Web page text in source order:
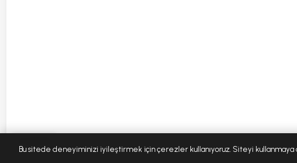
Bu sitede deneyiminizi iyileştirmek için çerezler kullanıyoruz. Siteyi kullanmaya